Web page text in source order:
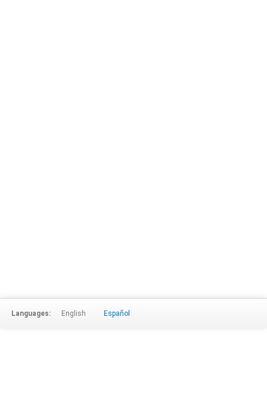
Languages: English Español